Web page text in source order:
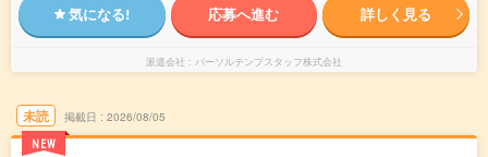
気になる! 応募へ進む 詳しく見る
派遣会社 パーソルテンプスタッフ株式会社
未読
NEW
掲載日 2026/08/05